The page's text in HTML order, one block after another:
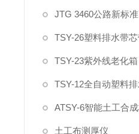
JTG 3460公路新标准
TSY-23紫外线老化箱
土工布测厚仪